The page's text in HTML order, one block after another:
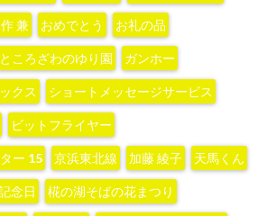
兼‬ おめでとう お礼の品
ところざわのゆり園 ガンホー
クス ショートメッセージサービス
ビットフライヤー
ー 15 京浜東北線 加藤 綾子‬ 天馬くん
念日 椛の湖そばの花まつり